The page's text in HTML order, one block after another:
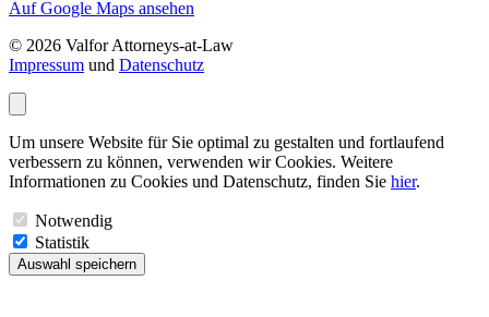
Auf Google Maps ansehen
© 2026 Valfor Attorneys‑at‑Law
Impressum und Datenschutz
Um unsere Website für Sie optimal zu gestalten und fortlaufend
verbessern zu können, verwenden wir Cookies. Weitere
Informationen zu Cookies und Datenschutz, finden Sie hier.
Notwendig
Statistik
Auswahl speichern